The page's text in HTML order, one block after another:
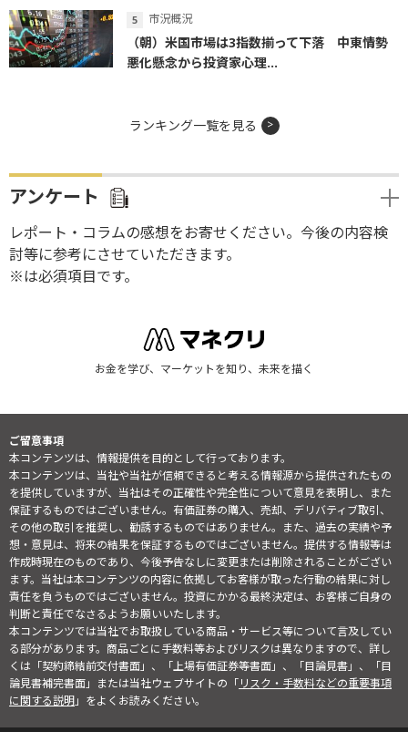
市況概況
（朝）米国市場は3指数揃って下落 中東情勢
悪化懸念から投資家心理...
ランキング一覧を見る
アンケート
レポート・コラムの感想をお寄せください。今後の内容検
討等に参考にさせていただきます。
※は必須項目です。
お金を学び、マーケットを知り、未来を描く
ご留意事項
本コンテンツは、情報提供を目的として行っております。
本コンテンツは、当社や当社が信頼できると考える情報源から提供されたもの
を提供していますが、当社はその正確性や完全性について意見を表明し、また
保証するものではございません。有価証券の購入、売却、デリバティブ取引、
その他の取引を推奨し、勧誘するものではありません。また、過去の実績や予
想・意見は、将来の結果を保証するものではございません。提供する情報等は
作成時現在のものであり、今後予告なしに変更または削除されることがござい
ます。当社は本コンテンツの内容に依拠してお客様が取った行動の結果に対し
責任を負うものではございません。投資にかかる最終決定は、お客様ご自身の
判断と責任でなさるようお願いいたします。
本コンテンツでは当社でお取扱している商品・サービス等について言及してい
る部分があります。商品ごとに手数料等およびリスクは異なりますので、詳し
くは「契約締結前交付書面」、「上場有価証券等書面」、「目論見書」、「目
論見書補完書面」または当社ウェブサイトの「リスク・手数料などの重要事項
に関する説明」をよくお読みください。